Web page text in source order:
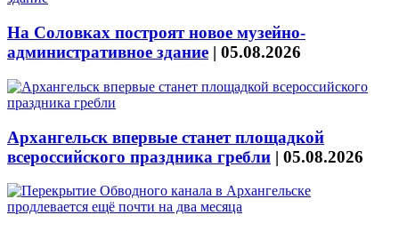
На Соловках построят новое музейно-
административное здание | 05.08.2026
Архангельск впервые станет площадкой
всероссийского праздника гребли | 05.08.2026